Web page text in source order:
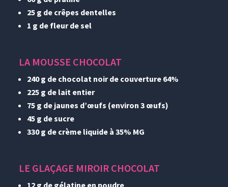
25 g de crêpes dentelles
1 g de fleur de sel
LA MOUSSE CHOCOLAT
240 g de chocolat noir de couverture 64%
225 g de lait entier
75 g de jaunes d’œufs (environ 3 œufs)
45 g de sucre
330 g de crème liquide à 35% MG
LE GLAÇAGE MIROIR CHOCOLAT